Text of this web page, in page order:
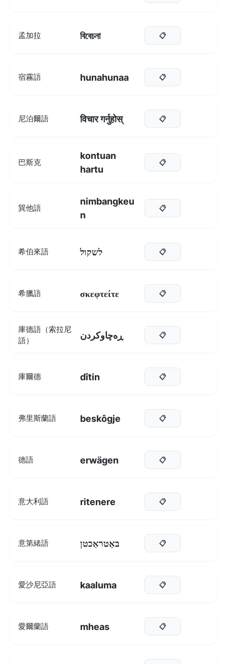
孟加拉 বিবেচনা 📋
宿霧語 hunahunaa 📋
尼泊爾語 विचार गर्नुहोस् 📋
巴斯克
kontuan
hartu
📋
巽他語
nimbangkeu
n
📋
希伯來語 לשקול 📋
希臘語 σκεφτείτε 📋
庫德語（索拉尼
語）
ڕەچاوکردن 📋
庫爾德 dîtin 📋
弗里斯蘭語 beskôgje 📋
德語 erwägen 📋
意大利語 ritenere 📋
意第緒語 באַטראַכטן 📋
愛沙尼亞語 kaaluma 📋
愛爾蘭語 mheas 📋